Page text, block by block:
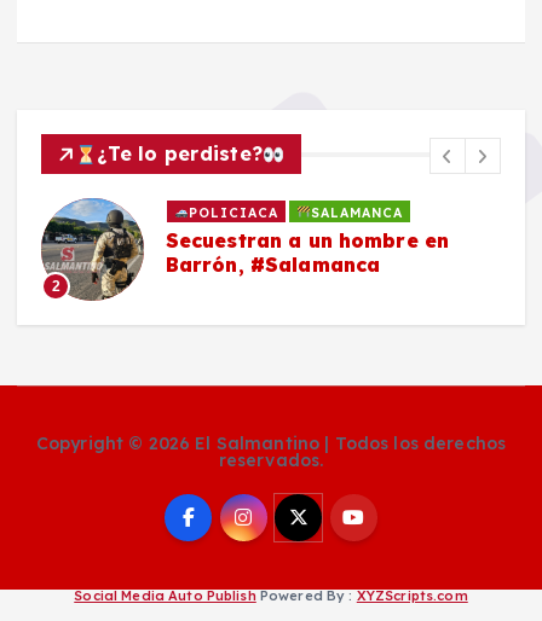
¿Te lo perdiste?
2
POLICIACA SALAMANCA
Secuestran a un hombre en
Barrón, #Salamanca
Copyright © 2026 El Salmantino | Todos los derechos
reservados.
Social Media Auto Publish Powered By : XYZScripts.com